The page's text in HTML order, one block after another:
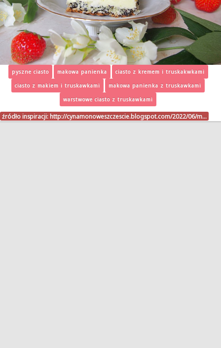
pyszne ciasto makowa panienka
ciasto z kremem i truskakwkami
ciasto z makiem i truskawkami
makowa panienka z truskawkami
warstwowe ciasto z truskawkami
źródło inspiracji: http://cynamonoweszczescie.blogspot.com/2022/06/m…